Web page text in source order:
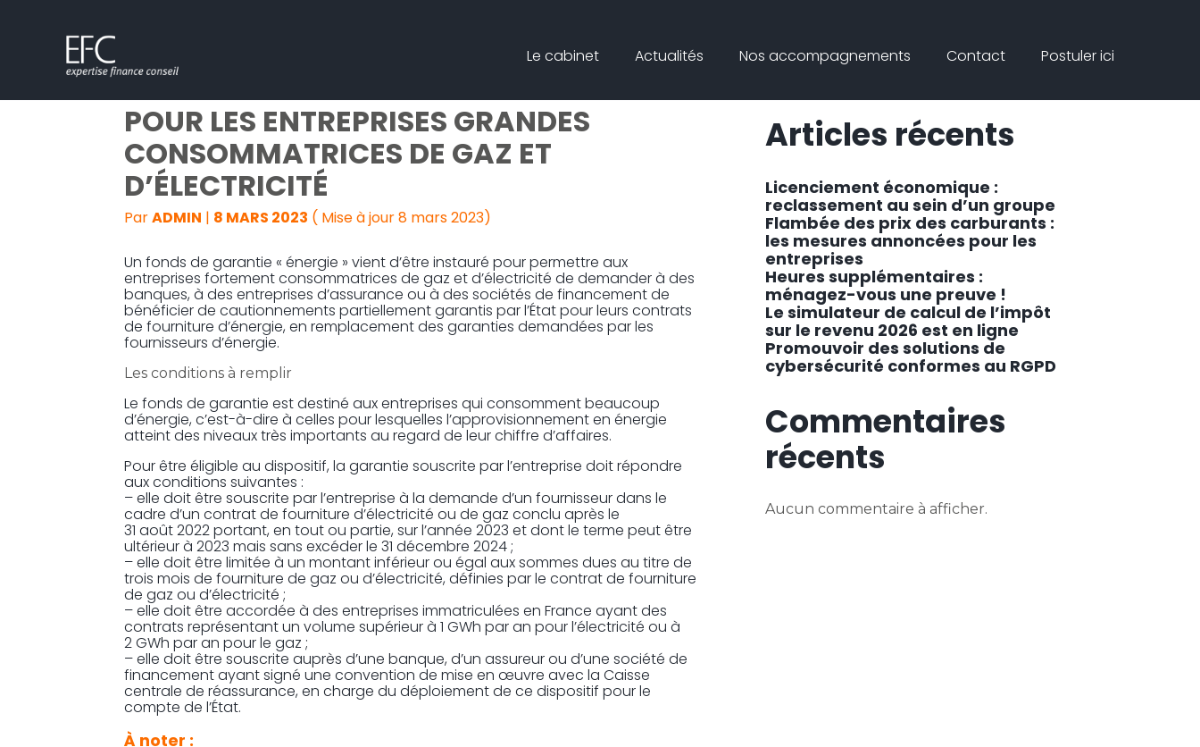
Aller
au
Le cabinet Actualités Nos accompagnements Contact Postuler ici
UN FONDS DE GARANTIE « ÉNERGIE »
POUR LES ENTREPRISES GRANDES
CONSOMMATRICES DE GAZ ET
D’ÉLECTRICITÉ
ParADMIN | 8 MARS 2023 ( Mise à jour 8 mars 2023)
Un fonds de garantie « énergie » vient d’être instauré pour permettre aux
entreprises fortement consommatrices de gaz et d’électricité de demander à des
banques, à des entreprises d’assurance ou à des sociétés de financement de
bénéficier de cautionnements partiellement garantis par l’État pour leurs contrats
de fourniture d’énergie, en remplacement des garanties demandées par les
fournisseurs d’énergie.
Les conditions à remplir
Le fonds de garantie est destiné aux entreprises qui consomment beaucoup
d’énergie, c’est-à-dire à celles pour lesquelles l’approvisionnement en énergie
atteint des niveaux très importants au regard de leur chiffre d’affaires.
Pour être éligible au dispositif, la garantie souscrite par l’entreprise doit répondre
aux conditions suivantes :
– elle doit être souscrite par l’entreprise à la demande d’un fournisseur dans le
cadre d’un contrat de fourniture d’électricité ou de gaz conclu après le
31 août 2022 portant, en tout ou partie, sur l’année 2023 et dont le terme peut être
ultérieur à 2023 mais sans excéder le 31 décembre 2024 ;
– elle doit être limitée à un montant inférieur ou égal aux sommes dues au titre de
trois mois de fourniture de gaz ou d’électricité, définies par le contrat de fourniture
de gaz ou d’électricité ;
– elle doit être accordée à des entreprises immatriculées en France ayant des
contrats représentant un volume supérieur à 1 GWh par an pour l’électricité ou à
2 GWh par an pour le gaz ;
– elle doit être souscrite auprès d’une banque, d’un assureur ou d’une société de
financement ayant signé une convention de mise en œuvre avec la Caisse
centrale de réassurance, en charge du déploiement de ce dispositif pour le
compte de l’État.
À noter :
Blog
sidebar
Articles récents
Licenciement économique :
reclassement au sein d’un groupe
Flambée des prix des carburants :
les mesures annoncées pour les
entreprises
Heures supplémentaires :
ménagez-vous une preuve !
Le simulateur de calcul de l’impôt
sur le revenu 2026 est en ligne
Promouvoir des solutions de
cybersécurité conformes au RGPD
Commentaires
récents
Aucun commentaire à afficher.